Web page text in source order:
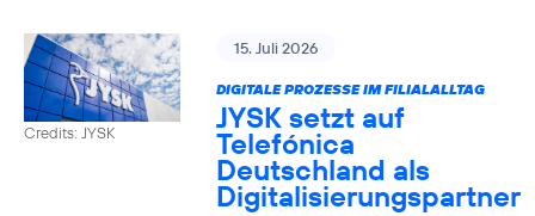
Credits: JYSK
15. Juli 2026
DIGITALE PROZESSE IM FILIALALLTAG
JYSK setzt auf
Telefónica
Deutschland als
Digitalisierungspartner